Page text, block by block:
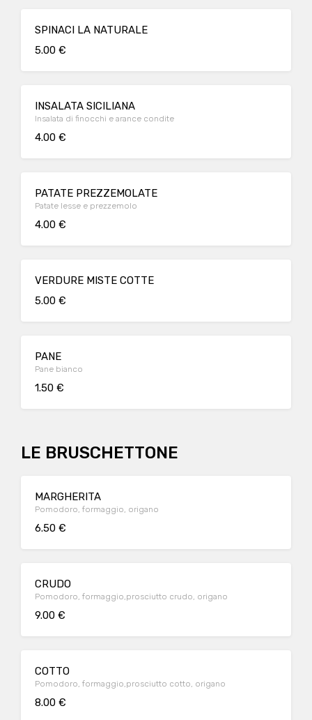
SPINACI LA NATURALE
5.00 €
INSALATA SICILIANA
Insalata di finocchi e arance condite
4.00 €
PATATE PREZZEMOLATE
Patate lesse e prezzemolo
4.00 €
VERDURE MISTE COTTE
5.00 €
PANE
Pane bianco
1.50 €
LE BRUSCHETTONE
MARGHERITA
Pomodoro, formaggio, origano
6.50 €
CRUDO
Pomodoro, formaggio,prosciutto crudo, origano
9.00 €
COTTO
Pomodoro, formaggio,prosciutto cotto, origano
8.00 €